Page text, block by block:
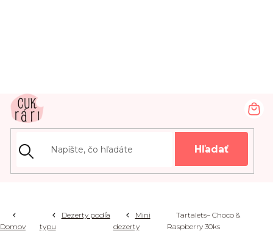
Hľadať
Domov
Dezerty podľa
typu
Mini
dezerty
Tartalets– Choco &
Raspberry 30ks